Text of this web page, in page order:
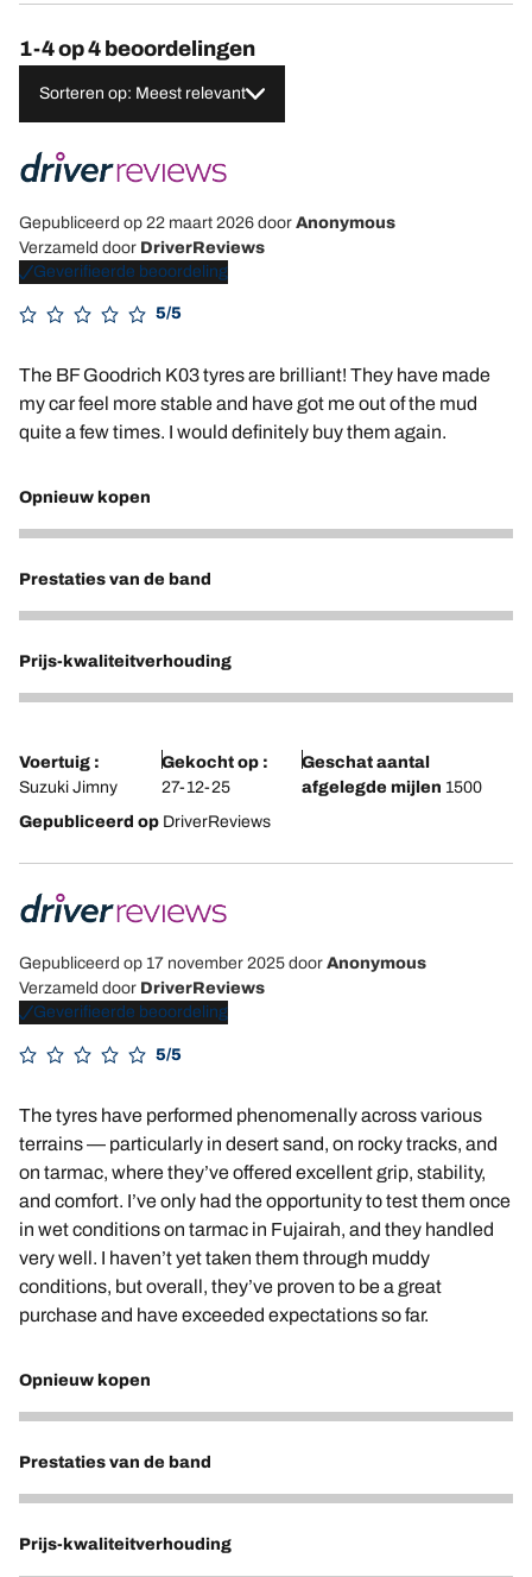
1-4 op 4 beoordelingen
Sorteren op: Meest relevant
Gepubliceerd op 22 maart 2026 door Anonymous
Verzameld door DriverReviews
Geverifieerde beoordeling
5/5
The BF Goodrich K03 tyres are brilliant! They have made
my car feel more stable and have got me out of the mud
quite a few times. I would definitely buy them again.
Opnieuw kopen
5
Prestaties van de band
4
Prijs-kwaliteitverhouding
4
Voertuig :
Suzuki Jimny
Gekocht op :
27-12-25
Geschat aantal
afgelegde mijlen 1500
Gepubliceerd op DriverReviews
Gepubliceerd op 17 november 2025 door Anonymous
Verzameld door DriverReviews
Geverifieerde beoordeling
5/5
The tyres have performed phenomenally across various
terrains — particularly in desert sand, on rocky tracks, and
on tarmac, where they’ve offered excellent grip, stability,
and comfort. I’ve only had the opportunity to test them once
in wet conditions on tarmac in Fujairah, and they handled
very well. I haven’t yet taken them through muddy
conditions, but overall, they’ve proven to be a great
purchase and have exceeded expectations so far.
Opnieuw kopen
5
Prestaties van de band
5
Prijs-kwaliteitverhouding